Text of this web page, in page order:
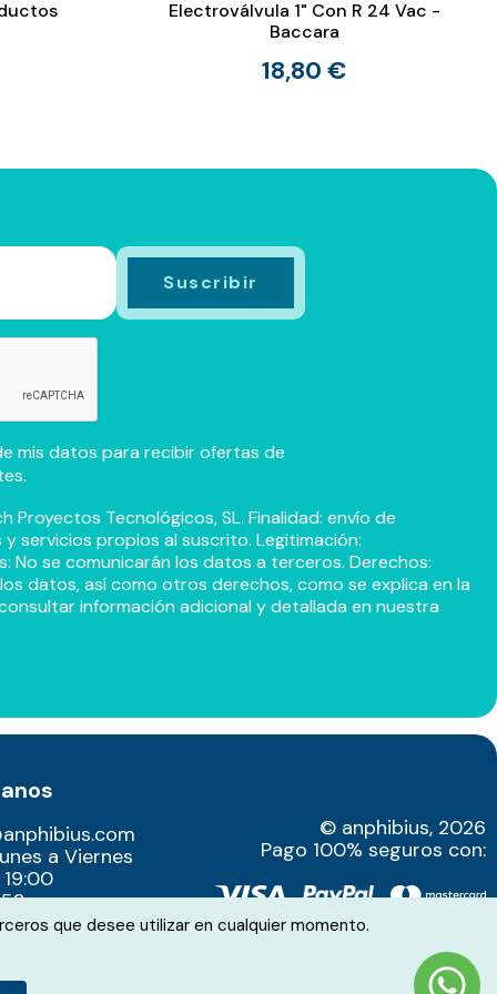
Electroválvula 1" Con R 24 Vac -
Baccara
18,80 €
mis datos para recibir ofertas de
Proyectos Tecnológicos, SL. Finalidad: envío de
servicios propios al suscrito. Legitimación:
No se comunicarán los datos a terceros. Derechos:
datos, así como otros derechos, como se explica en la
información adicional y detallada en nuestra
a Viernes
© anphibius, 2026
Pago 100% seguros con:
que desee utilizar en cualquier momento.